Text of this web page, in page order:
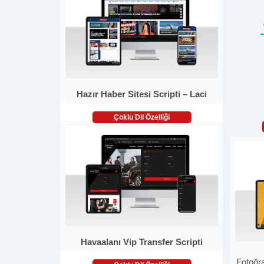
Hazır Haber Sitesi Scripti – Laci
Çoklu Dil Özelliği
Havaalanı Vip Transfer Scripti